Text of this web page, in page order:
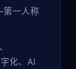
一人称
化、AI